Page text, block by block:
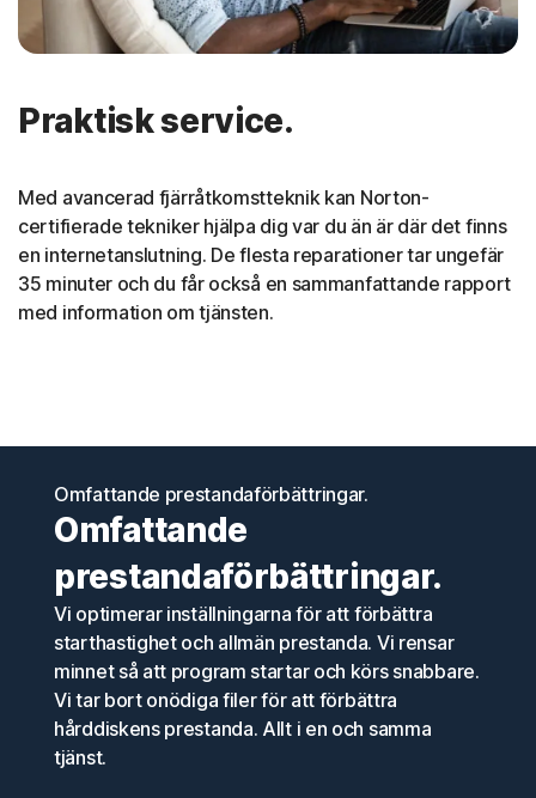
Praktisk service.
Med avancerad fjärråtkomstteknik kan Norton-
certifierade tekniker hjälpa dig var du än är där det finns
en internetanslutning. De flesta reparationer tar ungefär
35 minuter och du får också en sammanfattande rapport
med information om tjänsten.
Omfattande prestandaförbättringar.
Omfattande
prestandaförbättringar.
Vi optimerar inställningarna för att förbättra
starthastighet och allmän prestanda. Vi rensar
minnet så att program startar och körs snabbare.
Vi tar bort onödiga filer för att förbättra
hårddiskens prestanda. Allt i en och samma
tjänst.